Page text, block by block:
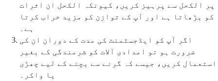
پر الکحل سے پرہیز کریں، کیونکہ الکحل ان اثرات
کو بڑھاتا ہے اور آپ کے توازن کو مزید خراب کرتا
ہے۔
اگر آپ کو ایڈجسٹمنٹ کی مدت کے دوران ان کی
ضرورت ہو تو امدادی آلات کو شرمندگی کے بغیر
استعمال کریں، جیسے کہ گرنے سے بچنے کے لیے چھڑی
یا واکر۔